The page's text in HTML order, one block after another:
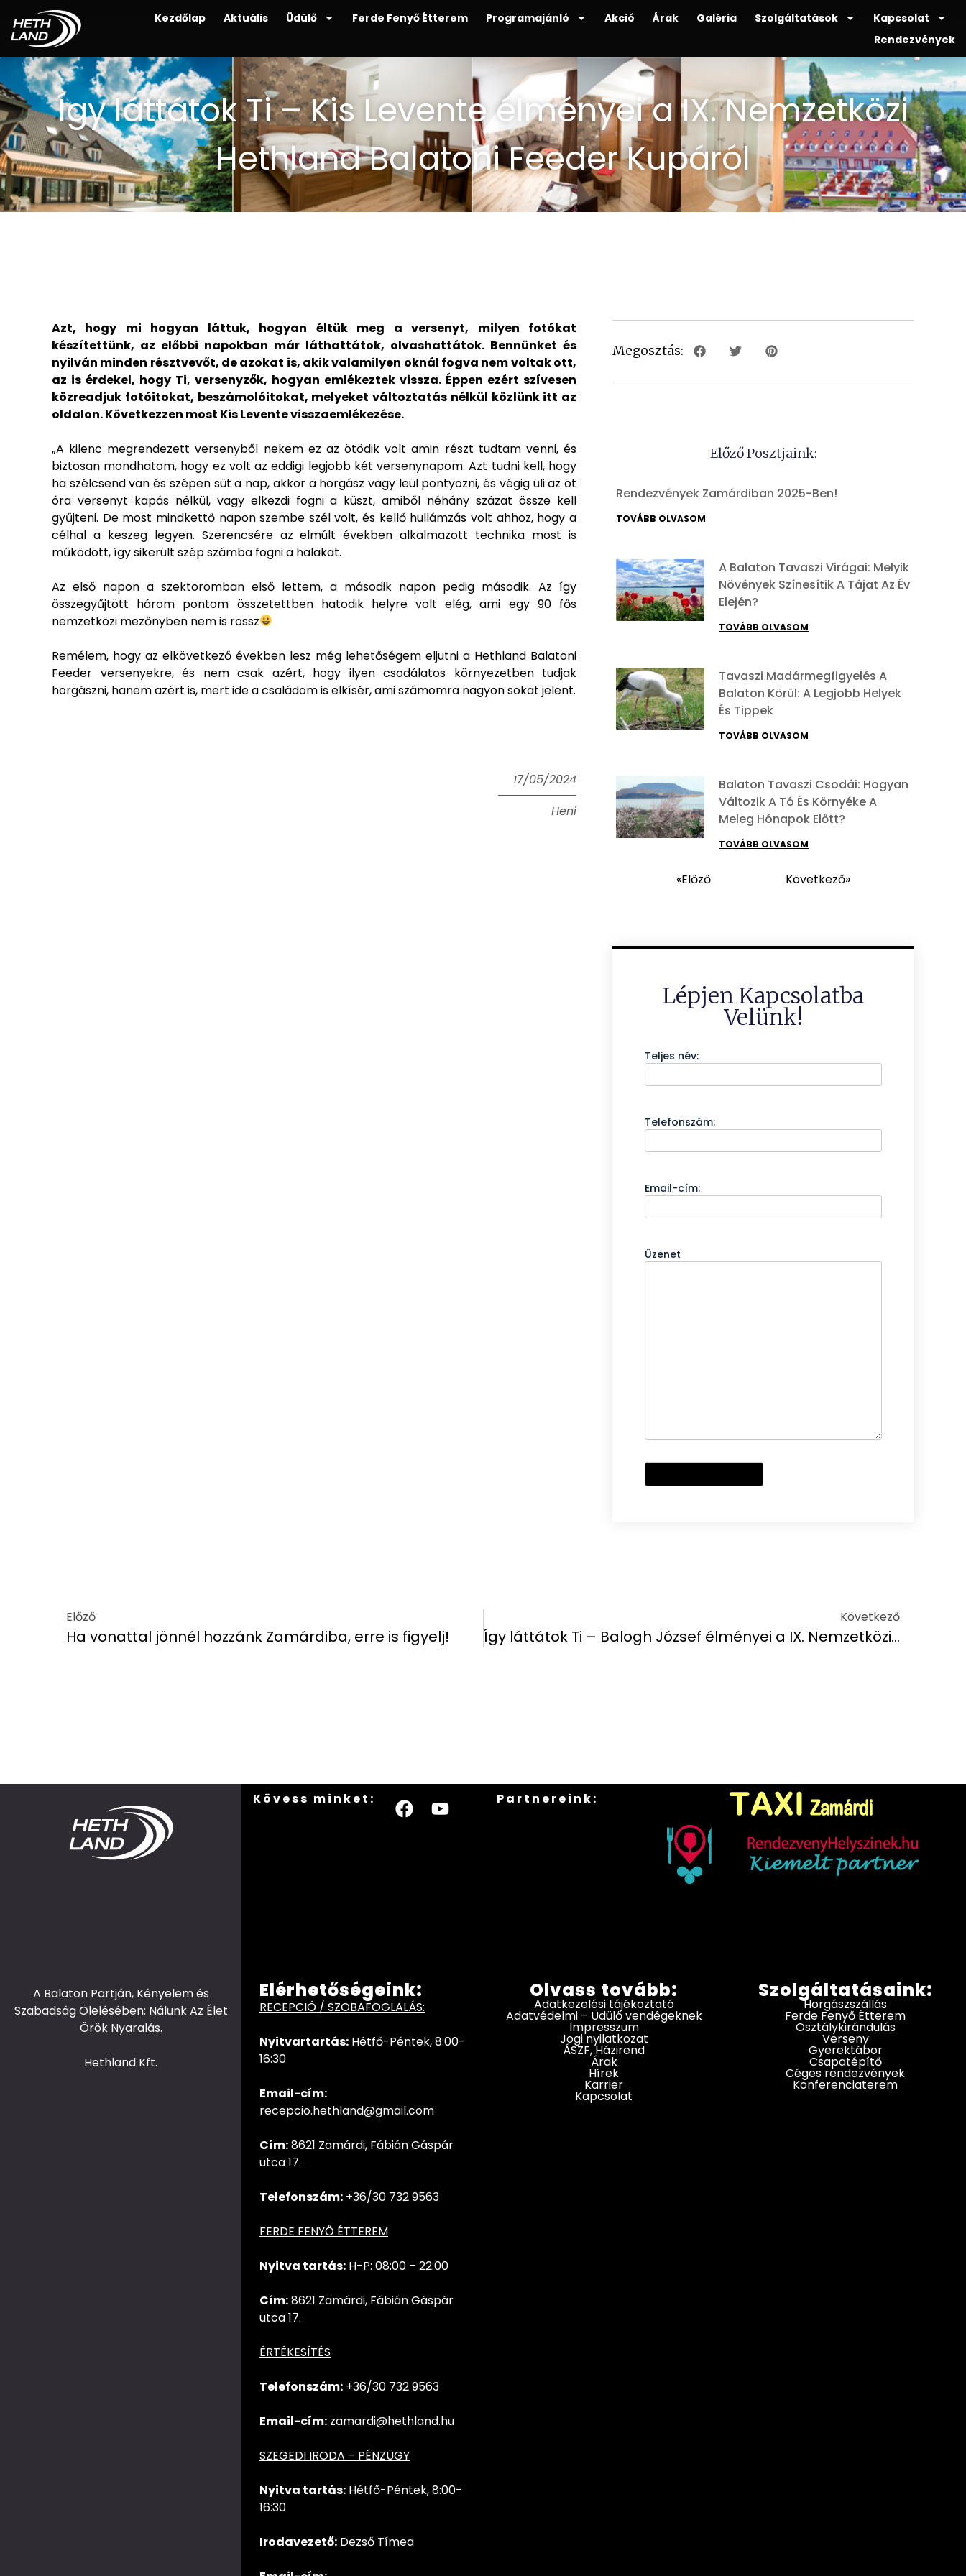
Kezdőlap Aktuális Üdülő Ferde Fenyő Étterem Programajánló Akció Árak Galéria Szolgáltatások
Kapcsolat
Rendezvények
Így láttátok Ti – Kis Levente élményei a IX. Nemzetközi
Hethland Balatoni Feeder Kupáról
Azt, hogy mi hogyan láttuk, hogyan éltük meg a versenyt, milyen fotókat
készítettünk, az előbbi napokban már láthattátok, olvashattátok. Bennünket és
nyilván minden résztvevőt, de azokat is, akik valamilyen oknál fogva nem voltak ott,
az is érdekel, hogy Ti, versenyzők, hogyan emlékeztek vissza. Éppen ezért szívesen
közreadjuk fotóitokat, beszámolóitokat, melyeket változtatás nélkül közlünk itt az
oldalon. Következzen most Kis Levente visszaemlékezése.
„A kilenc megrendezett versenyből nekem ez az ötödik volt amin részt tudtam venni, és
biztosan mondhatom, hogy ez volt az eddigi legjobb két versenynapom. Azt tudni kell, hogy
ha szélcsend van és szépen süt a nap, akkor a horgász vagy leül pontyozni, és végig üli az öt
óra versenyt kapás nélkül, vagy elkezdi fogni a küszt, amiből néhány százat össze kell
gyűjteni. De most mindkettő napon szembe szél volt, és kellő hullámzás volt ahhoz, hogy a
célhal a keszeg legyen. Szerencsére az elmúlt években alkalmazott technika most is
működött, így sikerült szép számba fogni a halakat.
Az első napon a szektoromban első lettem, a második napon pedig második. Az így
összegyűjtött három pontom összetettben hatodik helyre volt elég, ami egy 90 fős
nemzetközi mezőnyben nem is rossz
Remélem, hogy az elkövetkező években lesz még lehetőségem eljutni a Hethland Balatoni
Feeder versenyekre, és nem csak azért, hogy ilyen csodálatos környezetben tudjak
horgászni, hanem azért is, mert ide a családom is elkísér, ami számomra nagyon sokat jelent.
17/05/2024
Heni
Megosztás:
Előző Posztjaink:
Rendezvények Zamárdiban 2025-Ben!
TOVÁBB OLVASOM
A Balaton Tavaszi Virágai: Melyik
Növények Színesítik A Tájat Az Év
Elején?
TOVÁBB OLVASOM
Tavaszi Madármegfigyelés A
Balaton Körül: A Legjobb Helyek
És Tippek
TOVÁBB OLVASOM
Balaton Tavaszi Csodái: Hogyan
Változik A Tó És Környéke A
Meleg Hónapok Előtt?
TOVÁBB OLVASOM
«Előző Következő»
Lépjen Kapcsolatba
Velünk!
Teljes név:
Telefonszám:
Email-cím:
Üzenet
Előző
Ha vonattal jönnél hozzánk Zamárdiba, erre is figyelj!
Következő
Így láttátok Ti – Balogh József élményei a IX. Nemzetközi Hethland Balatoni Feeder Kupáról
Kövess minket: Partnereink:
A Balaton Partján, Kényelem és
Szabadság Ölelésében: Nálunk Az Élet
Örök Nyaralás.
Hethland Kft.
Elérhetőségeink:
RECEPCIÓ / SZOBAFOGLALÁS:
Nyitvartartás: Hétfő-Péntek, 8:00-
16:30
Email-cím:
recepcio.hethland@gmail.com
Cím:8621 Zamárdi, Fábián Gáspár
utca 17.
Telefonszám: +36/30 732 9563
FERDE FENYŐ ÉTTEREM
Nyitva tartás: H-P: 08:00 – 22:00
Cím:8621 Zamárdi, Fábián Gáspár
utca 17.
ÉRTÉKESÍTÉS
Telefonszám: +36/30 7329563
Email-cím: zamardi@hethland.hu
SZEGEDI IRODA – PÉNZÜGY
Nyitva tartás: Hétfő-Péntek, 8:00-
16:30
Irodavezető: Dezső Tímea
Olvass tovább:
Adatkezelési tájékoztató
Adatvédelmi – Üdülő vendégeknek
Impresszum
Jogi nyilatkozat
ÁSZF, Házirend
Árak
Hírek
Karrier
Kapcsolat
Szolgáltatásaink:
Horgászszállás
Ferde Fenyő Étterem
Osztálykirándulás
Verseny
Gyerektábor
Csapatépítő
Céges rendezvények
Konferenciaterem